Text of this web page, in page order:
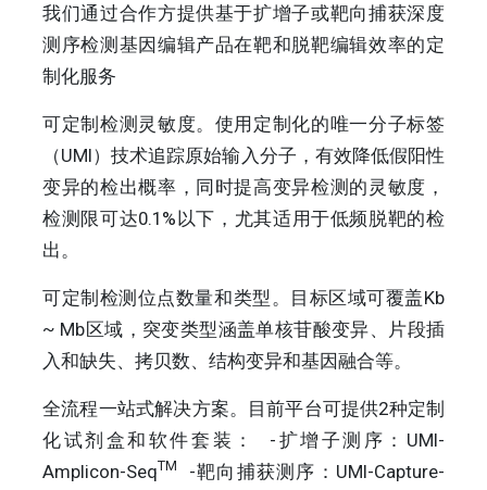
我们通过合作方提供基于扩增子或靶向捕获深度
测序检测基因编辑产品在靶和脱靶编辑效率的定
制化服务
可定制检测灵敏度。使用定制化的唯一分子标签
（UMI）技术追踪原始输入分子，有效降低假阳性
变异的检出概率，同时提高变异检测的灵敏度，
检测限可达0.1%以下，尤其适用于低频脱靶的检
出。
可定制检测位点数量和类型。目标区域可覆盖Kb
~ Mb区域，突变类型涵盖单核苷酸变异、片段插
入和缺失、拷贝数、结构变异和基因融合等。
全流程一站式解决方案。目前平台可提供2种定制
化试剂盒和软件套装： -扩增子测序：UMI-
Amplicon-SeqTM -靶向捕获测序：UMI-Capture-